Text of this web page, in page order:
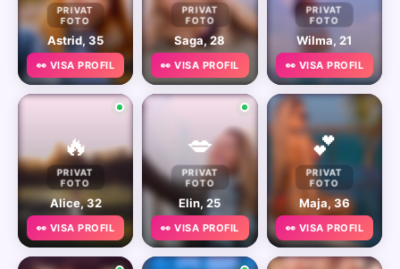
PRIVAT
FOTO
Astrid, 35
👀 VISA PROFIL
PRIVAT
FOTO
Saga, 28
👀 VISA PROFIL
PRIVAT
FOTO
Wilma, 21
👀 VISA PROFIL
🔥
PRIVAT
FOTO
Alice, 32
👀 VISA PROFIL
💋
PRIVAT
FOTO
Elin, 25
👀 VISA PROFIL
💕
PRIVAT
FOTO
Maja, 36
👀 VISA PROFIL